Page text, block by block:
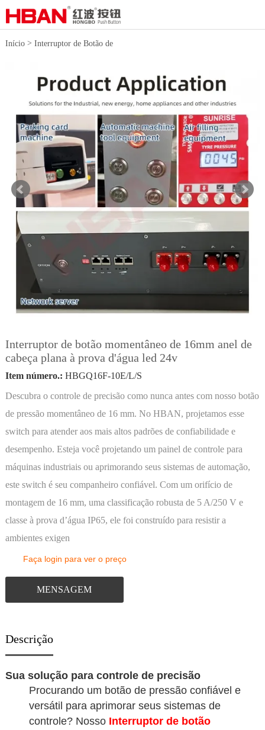
Início> Interruptor de Botão de
Interruptor de botão momentâneo de 16mm anel de
cabeça plana à prova d'água led 24v
Item número.: HBGQ16F-10E/L/S
Descubra o controle de precisão como nunca antes com nosso botão
de pressão momentâneo de 16 mm. No HBAN, projetamos esse
switch para atender aos mais altos padrões de confiabilidade e
desempenho. Esteja você projetando um painel de controle para
máquinas industriais ou aprimorando seus sistemas de automação,
este switch é seu companheiro confiável. Com um orifício de
montagem de 16 mm, uma classificação robusta de 5 A/250 V e
classe à prova d’água IP65, ele foi construído para resistir a
ambientes exigen
Faça login para ver o preço
MENSAGEM
Descrição
Sua solução para controle de precisão
Procurando um botão de pressão confiável e
versátil para aprimorar seus sistemas de
controle? Nosso Interruptor de botão